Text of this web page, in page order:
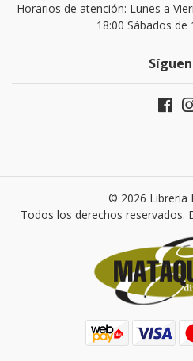
Horarios de atención: Lunes a
18:00 Sábados de
© 2026 Libreria
Todos los derechos reservados.